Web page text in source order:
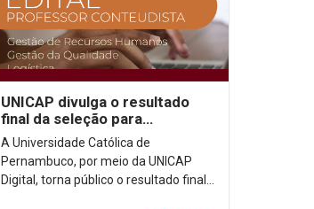
UNICAP divulga o resultado
final da seleção para
professores conteudistas EaD
Edital 2023/01
A Universidade Católica de
Pernambuco, por meio da UNICAP
Digital, torna público o resultado final